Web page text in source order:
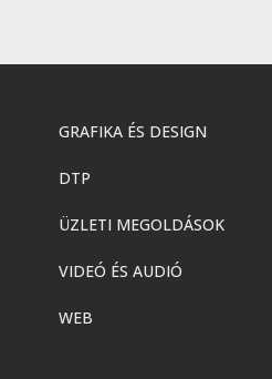
GRAFIKA ÉS DESIGN
DTP
ÜZLETI MEGOLDÁSOK
VIDEÓ ÉS AUDIÓ
WEB